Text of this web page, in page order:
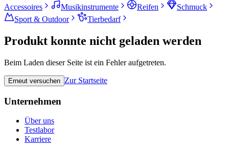
Accessoires
Musikinstrumente Reifen
Schmuck
Sport & Outdoor
Tierbedarf
Produkt konnte nicht geladen werden
Beim Laden dieser Seite ist ein Fehler aufgetreten.
Erneut versuchen Zur Startseite
Unternehmen
Über uns
Testlabor
Karriere